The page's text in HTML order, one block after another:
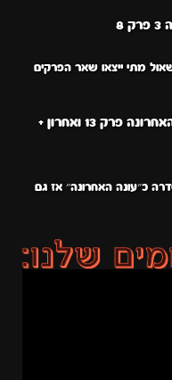
8
מתי ייצאו שאר הפרקים
גולדן קמואי העונה האחרונה פרק 13 ואחרון +
כ״עונה האחרונה״ אז גם